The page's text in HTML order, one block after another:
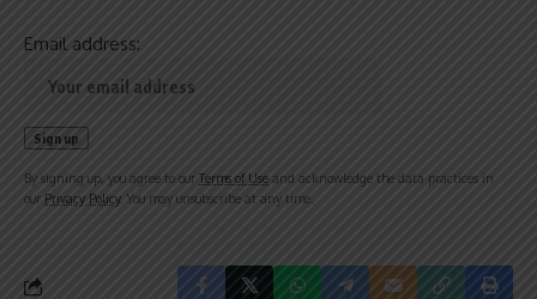
Email address:
By signing up, you agree to our Terms of Use and acknowledge the data practices in
our Privacy Policy. You may unsubscribe at any time.